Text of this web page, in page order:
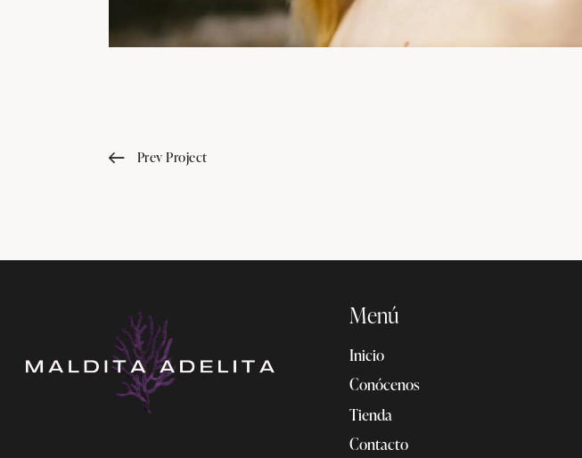
Prev Project
Menú
Inicio
Conócenos
Tienda
Contacto